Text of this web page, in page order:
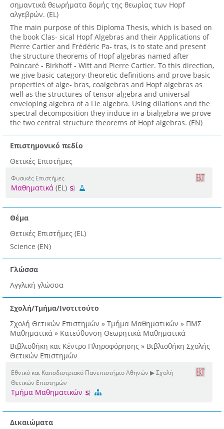
σημαντικά θεωρήματα δομής της θεωρίας των Hopf
αλγεβρών. (EL)
The main purpose of this Diploma Thesis, which is based on
the book Clas- sical Hopf Algebras and their Applications of
Pierre Cartier and Frédéric Pa- tras, is to state and present
the structure theorems of Hopf algebras named after
Poincaré - Birkhoff - Witt and Pierre Cartier. To this direction,
we give basic category-theoretic definitions and prove basic
properties of alge- bras, coalgebras and Hopf algebras as
well as the structures of tensor algebra and universal
enveloping algebra of a Lie algebra. Using dilations and the
spectral decomposition they induce in a bialgebra we prove
the two central structure theorems of Hopf algebras. (EN)
Επιστημονικό πεδίο
Θετικές Επιστήμες
Φυσικές Επιστήμες
Μαθηματικά (EL)
Θέμα
Θετικές Επιστήμες (EL)
Science (EN)
Γλώσσα
Αγγλική γλώσσα
Σχολή/Τμήμα/Ινστιτούτο
Σχολή Θετικών Επιστημών » Τμήμα Μαθηματικών » ΠΜΣ
Μαθηματικά » Κατεύθυνση Θεωρητικά Μαθηματικά
Βιβλιοθήκη και Κέντρο Πληροφόρησης » Βιβλιοθήκη Σχολής
Θετικών Επιστημών
Εθνικό και Καποδιστριακό Πανεπιστήμιο Αθηνών ▶ Σχολή
Θετικών Επιστημών
Τμήμα Μαθηματικών
Δικαιώματα